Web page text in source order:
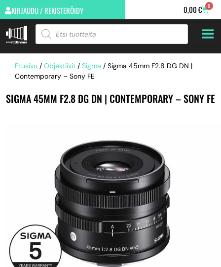
KIRJAUDU / REKISTERÖIDY 0,00€ 0
Etusivu / Objektiivit / Sigma / Sigma 45mm F2.8 DG DN |
Contemporary – Sony FE
SIGMA 45MM F2.8 DG DN | CONTEMPORARY – SONY FE